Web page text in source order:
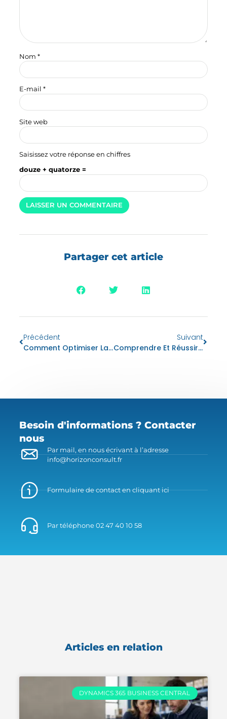
Nom*
E-mail*
Site web
Saisissez votre réponse en chiffres
douze + quatorze =
Partager cet article
Précédent
Comment Optimiser La Gestion De Votre Entreprise De Vente Au Détail Grâce À Un Logiciel CRM ?
Suivant
Comprendre Et Réussir La Mise En Place D’un Logiciel ERP Dans Votre Entreprise
Besoin d'informations ? Contacter
nous
Par mail, en nous écrivant à l’adresse
info@horizonconsult.fr
Formulaire de contact en cliquant ici
Par téléphone 02 47 40 10 58
Articles en relation
DYNAMICS 365 BUSINESS CENTRAL